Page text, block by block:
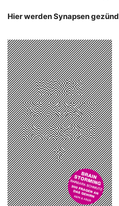
Hier werden Synapsen